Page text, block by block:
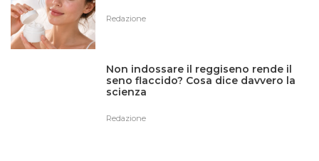
Redazione
Non indossare il reggiseno rende il
seno flaccido? Cosa dice davvero la
scienza
Redazione